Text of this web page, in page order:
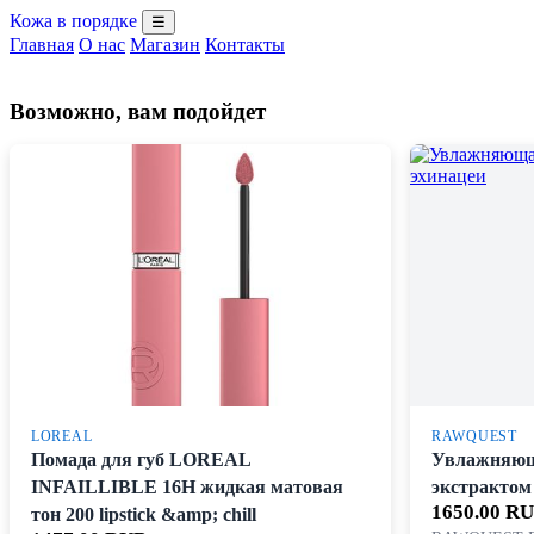
Кожа в порядке ☰
Главная О нас Магазин Контакты
Возможно, вам подойдет
LOREAL
Помада для губ LOREAL
INFAILLIBLE 16H жидкая матовая
тон 200 lipstick &amp; chill
RAWQUEST
1650.00